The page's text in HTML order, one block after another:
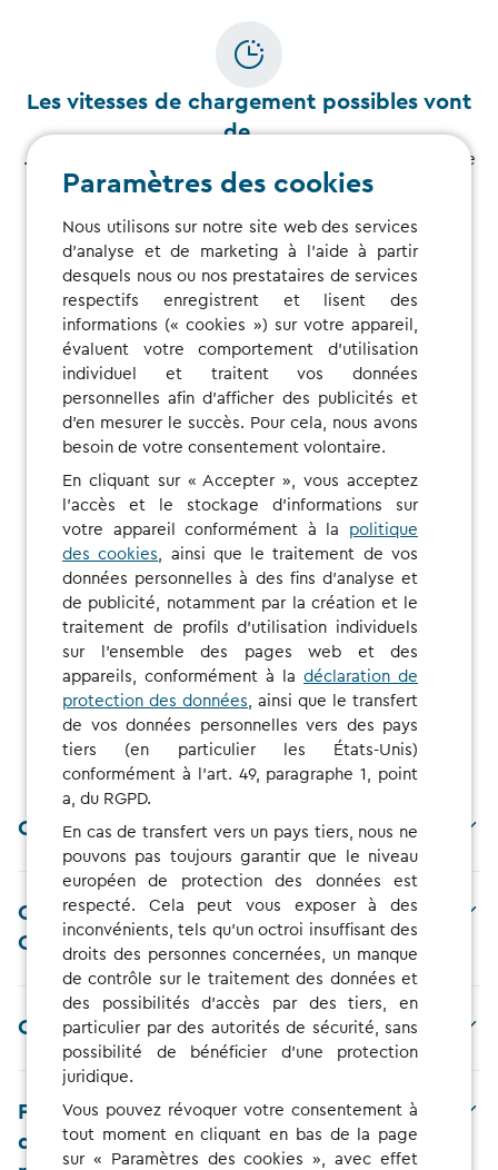
Les vitesses de chargement possibles vont
de …
… la vitesse normale avec le courant alternatif (AC), rapide
avec le courant direct (DC), à très rapide (HPC) (High
Le moyen le plus simple de déterminer les
prix à un point de recharge est le
suivant …
borne de recharge spécifiques et tous tarifs, avant la
réservation.
FAQs
Comment échanger mon bon ?
Quels sont les avantages d'utiliser
CHARGE NOW ?
Comment puis-je modifier les tarifs ?
Pourquoi est-ce que je paye des frais
d'occupation sur mes sessions de
Paramètres des cookies
Nous utilisons sur notre site web des services
d'analyse et de marketing à l'aide à partir
desquels nous ou nos prestataires de services
respectifs enregistrent et lisent des
informations (« cookies ») sur votre appareil,
évaluent votre comportement d'utilisation
individuel et traitent vos données
personnelles afin d'afficher des publicités et
d'en mesurer le succès. Pour cela, nous avons
besoin de votre consentement volontaire.
En cliquant sur « Accepter », vous acceptez
l'accès et le stockage d'informations sur
votre appareil conformément à la politique
des cookies, ainsi que le traitement de vos
données personnelles à des fins d'analyse et
de publicité, notamment par la création et le
traitement de profils d'utilisation individuels
sur l'ensemble des pages web et des
appareils, conformément à la déclaration de
protection des données, ainsi que le transfert
de vos données personnelles vers des pays
tiers (en particulier les États-Unis)
conformément à l'art. 49, paragraphe 1, point
a, du RGPD.
En cas de transfert vers un pays tiers, nous ne
pouvons pas toujours garantir que le niveau
européen de protection des données est
respecté. Cela peut vous exposer à des
inconvénients, tels qu'un octroi insuffisant des
droits des personnes concernées, un manque
de contrôle sur le traitement des données et
des possibilités d'accès par des tiers, en
particulier par des autorités de sécurité, sans
possibilité de bénéficier d'une protection
juridique.
Vous pouvez révoquer votre consentement à
tout moment en cliquant en bas de la page
sur « Paramètres des cookies », avec effet